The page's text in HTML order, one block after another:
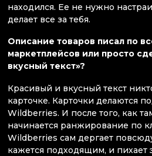
находился. Ее не нужно
делает все за тебя.
Описание товаров писал по
маркетплейсов или просто
вкусный текст»?
Красивый и вкусный текст
карточке. Карточки делаются
Wildberries. И после того, как
начинается ранжирование по
Wildberries сам дергает
кажется подходящим, и пихает